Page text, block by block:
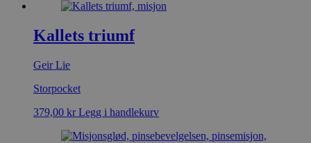
Kallets triumf
Geir Lie
Storpocket
379,00 kr Legg i handlekurv